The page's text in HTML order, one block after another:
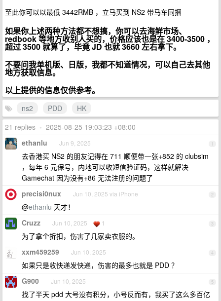
至此你可以以最低 3442RMB ，立马买到 NS2 带马车同捆
如果你上述两种方法都不想搞，你可以去海鲜市场、
redbook 等地方收别人买的，价格应该也是在 3400-3500 ，
超过 3500 就算了，毕竟 JD 也就 3660 左右拿下。
不要问我单机版、日版，我都不知道情况，可以自己去其他
地方获取信息。
以上提供的信息仅供参考。
ns2 PDD
HK
21 replies • 2025-08-25 19:03:23 +08:00
1
ethanlu Jun 9, 2025
去香港买 NS2 的朋友记得在 711 顺便带一张+852 的 clubsim
，每年 6 元保号，内地可以收短信验证码，这样就解决
Gamechat 因为没有+86 无法注册的问题了
2
precisi0nux Jun 10, 2025 via iPhone
@ethanlu 天才！
3
Cruzz Jun 10, 2025 1
为了拿个折扣，伤害了几家卖衣服的。
4
xxm459259 Jun 10, 2025
如果只是收快递发快递，伤害的最多也就是 PDD ？
5
G900 Jun 10, 2025
找了半天 pdd 大号没有积分，小号反而有，我买了这么多百亿